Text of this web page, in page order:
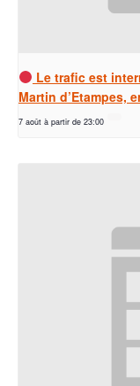
Le trafic est
Martin d’Etampes,
7 août à partir de 23:00